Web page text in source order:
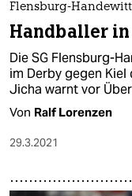
Flensburg-
Handballer
Die SG Flensburg-
im Derby gegen Kiel
Jicha warnt vor
Von Ralf Lorenzen
29.3.2021